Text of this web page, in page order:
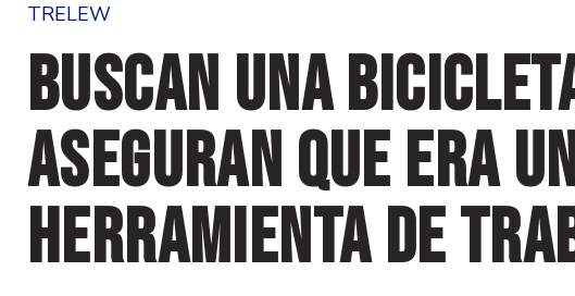
TRELEW
Buscan una
aseguran que era
herramienta de